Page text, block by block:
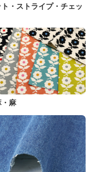
ト・ストライプ・チェッ
麻